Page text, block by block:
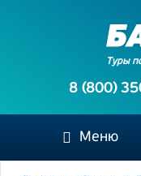
Туры
8 (800)
Меню